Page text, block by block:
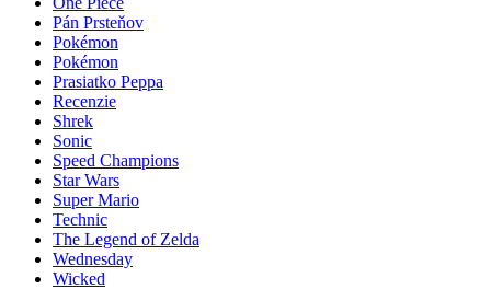
Pán Prsteňov
Pokémon
Pokémon
Prasiatko Peppa
Recenzie
Shrek
Sonic
Speed Champions
Star Wars
Super Mario
Technic
The Legend of Zelda
Wednesday
Wicked